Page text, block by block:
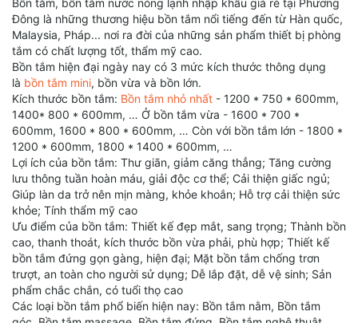
đến cảm giác chật hẹp. Trong đó kích thước nhỏ nhất là
1200x700 mm có ở các thương hiệu: bồn tắm Euroca ( bồn tắm
Euroca EU1-1270 ), bồn tắm Amazon ( bồn tắm Amazon TP
7073 )
Ngoài ra còn có một số kích thước mà bạn có thể tham khảo
cho không gian tắm của gia đình:
- Bồn tắm mini kích thước 1200mm: bồn tắm Govern JS
0921, bồn tắm nghệ thuật Monaco MC-1011
- Bồn tắm mini kích thước 1300mm: bồn tắm Daros HT-56, bồn
tắm Daros HT-81
Bồn tắm, bồn tắm nước nóng lạnh nhập khẩu giá rẻ tại Phương
Đông là những thương hiệu bồn tắm nổi tiếng đến từ Hàn quốc,
Malaysia, Pháp... nơi ra đời của những sản phẩm thiết bị phòng
tắm có chất lượng tốt, thẩm mỹ cao.
Bồn tắm hiện đại ngày nay có 3 mức kích thước thông dụng
là bồn tắm mini, bồn vừa và bồn lớn.
Kích thước bồn tắm: Bồn tắm nhỏ nhất - 1200 * 750 * 600mm,
1400* 800 * 600mm, … Ở bồn tắm vừa - 1600 * 700 *
600mm, 1600 * 800 * 600mm, … Còn với bồn tắm lớn - 1800 *
1200 * 600mm, 1800 * 1400 * 600mm, …
Lợi ích của bồn tắm: Thư giãn, giảm căng thẳng; Tăng cường
lưu thông tuần hoàn máu, giải độc cơ thể; Cải thiện giấc ngủ;
Giúp làn da trở nên mịn màng, khỏe khoắn; Hỗ trợ cải thiện sức
khỏe; Tính thẩm mỹ cao
Ưu điểm của bồn tắm: Thiết kế đẹp mắt, sang trọng; Thành bồn
cao, thanh thoát, kích thước bồn vừa phải, phù hợp; Thiết kế
bồn tắm đứng gọn gàng, hiện đại; Mặt bồn tắm chống trơn
trượt, an toàn cho người sử dụng; Dễ lắp đặt, dễ vệ sinh; Sản
phẩm chắc chắn, có tuổi thọ cao
Các loại bồn tắm phổ biến hiện nay: Bồn tắm nằm, Bồn tắm